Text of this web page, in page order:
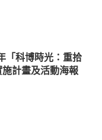
「科博時光：重拾
計畫及活動海報